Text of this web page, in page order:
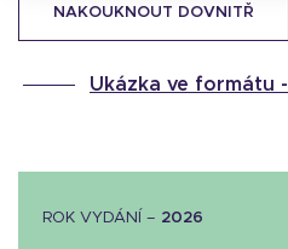
NAKOUKNOUT DOVNITŘ
Ukázka ve formátu -
ROK VYDÁNÍ – 2026